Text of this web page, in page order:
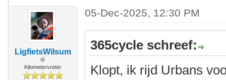
LigfietsWilsum
Kilometervreter
05-Dec-2025, 12:30 PM
365cycle schreef:
Klopt, ik rijd Urbans